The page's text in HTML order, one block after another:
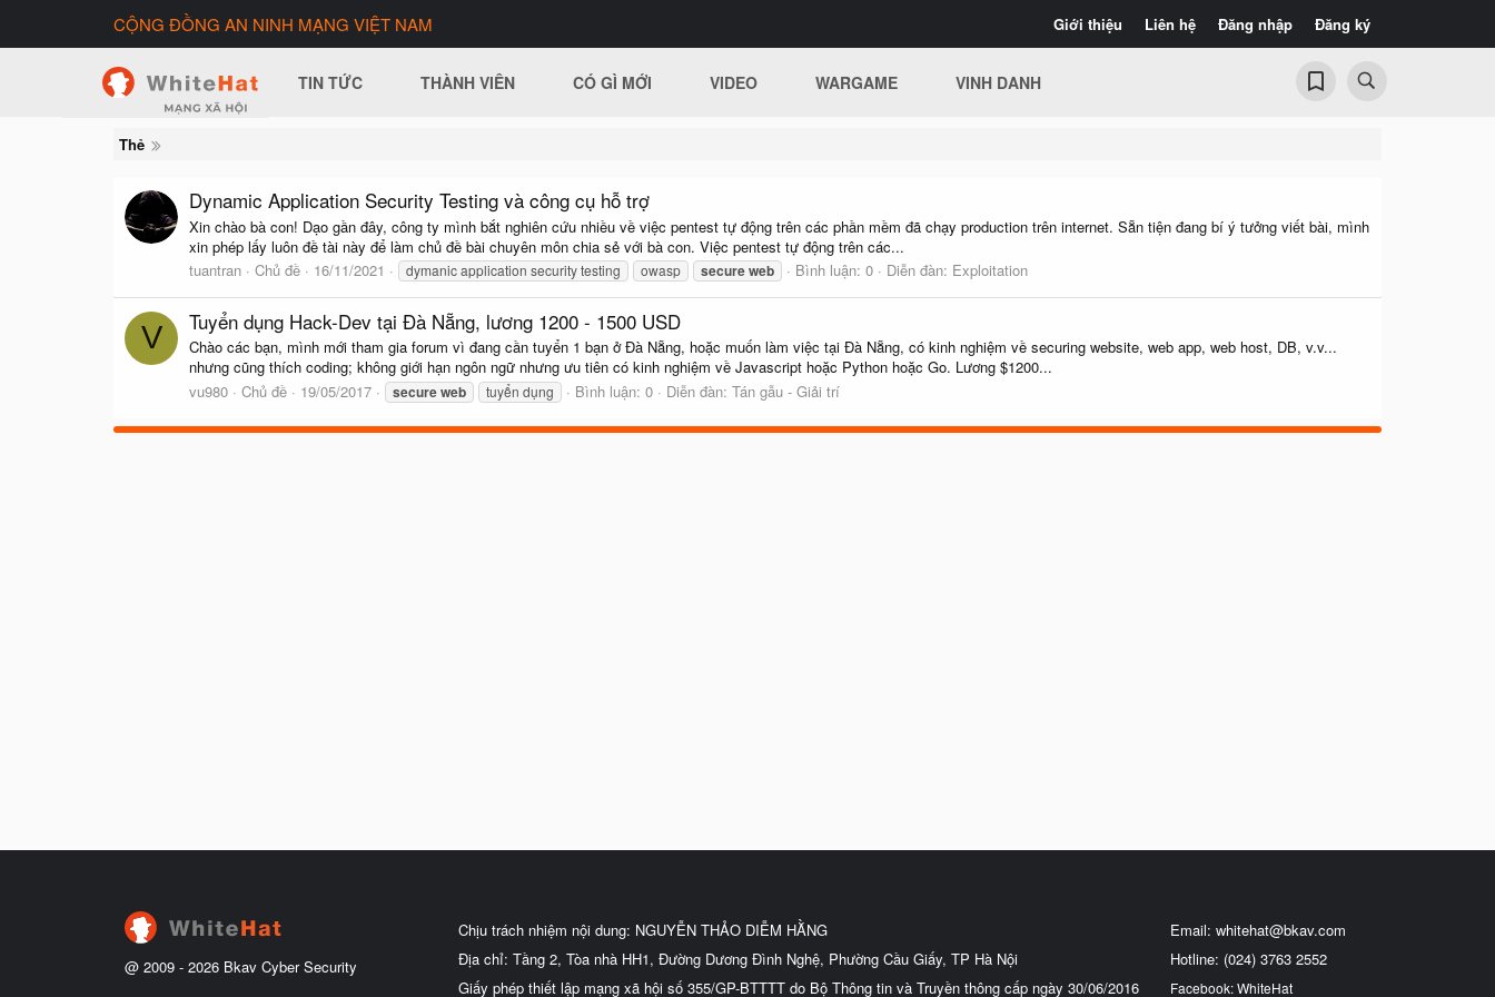
Giới thiệu Liên hệ Đăng nhập Đăng ký
CỘNG ĐỒNG AN NINH MẠNG VIỆT NAM
TIN TỨC THÀNH VIÊN CÓ GÌ MỚI VIDEO WARGAME VINH DANH
Thẻ
Dynamic Application Security Testing và công cụ hỗ trợ
Xin chào bà con! Dạo gần đây, công ty mình bắt nghiên cứu nhiều về việc pentest tự động trên các phần mềm đã chạy production trên internet. Sẵn tiện đang bí ý tưởng viết bài, mình
xin phép lấy luôn đề tài này để làm chủ đề bài chuyên môn chia sẻ với bà con. Việc pentest tự động trên các...
tuantran
Chủ đề 16/11/2021 dymanic application security testing owasp secureweb Bình luận: 0 Diễn đàn: Exploitation
V Tuyển dụng Hack-Dev tại Đà Nẵng, lương 1200 - 1500 USD
Chào các bạn, mình mới tham gia forum vì đang cần tuyển 1 bạn ở Đà Nẵng, hoặc muốn làm việc tại Đà Nẵng, có kinh nghiệm về securing website, web app, web host, DB, v.v...
nhưng cũng thích coding; không giới hạn ngôn ngữ nhưng ưu tiên có kinh nghiệm về Javascript hoặc Python hoặc Go. Lương $1200...
vu980
Chủ đề 19/05/2017 secureweb tuyển dụng Bình luận: 0 Diễn đàn: Tán gẫu - Giải trí
@ 2009 - 2026 Bkav Cyber Security
Chịu trách nhiệm nội dung: NGUYỄN THẢO DIỄM HẰNG
Địa chỉ: Tầng 2, Tòa nhà HH1, Đường Dương Đình Nghệ, Phường Cầu Giấy, TP Hà Nội
Giấy phép thiết lập mạng xã hội số 355/GP-BTTTT do Bộ Thông tin và Truyền thông cấp ngày 30/06/2016
Email: whitehat@bkav.com
Hotline: (024) 3763 2552
Facebook: WhiteHat